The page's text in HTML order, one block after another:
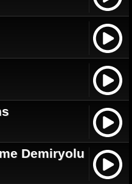
Demiryolu